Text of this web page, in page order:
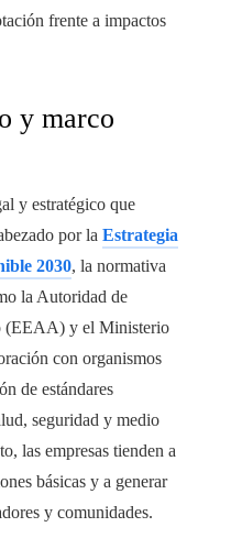
frente a impactos
y marco
y estratégico que
por la Estrategia
2030, la normativa
la Autoridad de
(EEAA) y el Ministerio
con organismos
de estándares
seguridad y medio
las empresas tienden a
básicas y a generar
y comunidades.